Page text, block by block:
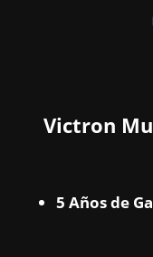
Victron
5 Años de